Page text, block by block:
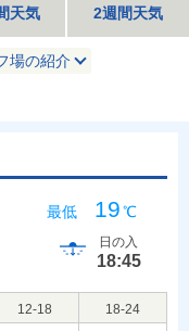
天気 2週間天気
場の紹介
最低 19℃
日の入
18:45
12-18
18-24